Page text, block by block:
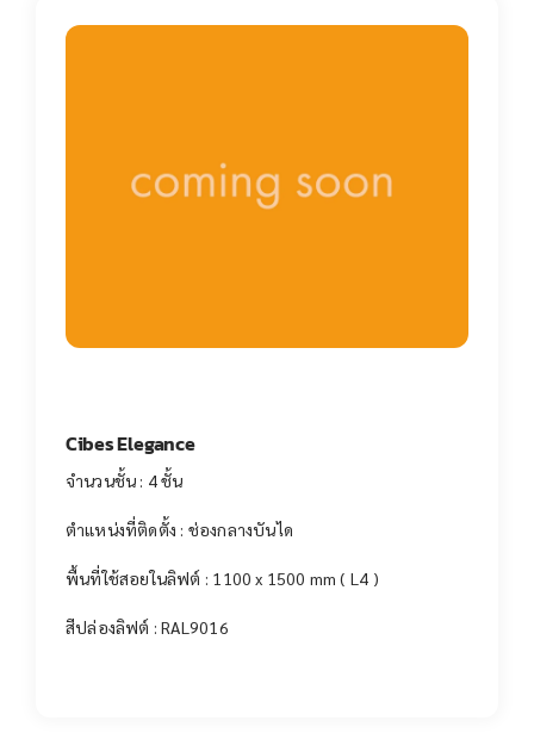
Cibes Elegance
จำนวนชั้น : 4 ชั้น
ตำแหน่งที่ติดตั้ง : ช่องกลางบันได
พื้นที่ใช้สอยในลิฟต์ : 1100 x 1500 mm ( L4 )
สีปล่องลิฟต์ : RAL9016